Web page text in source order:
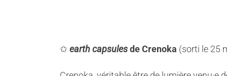
✩ earth capsulesde Crenoka (sorti le 25